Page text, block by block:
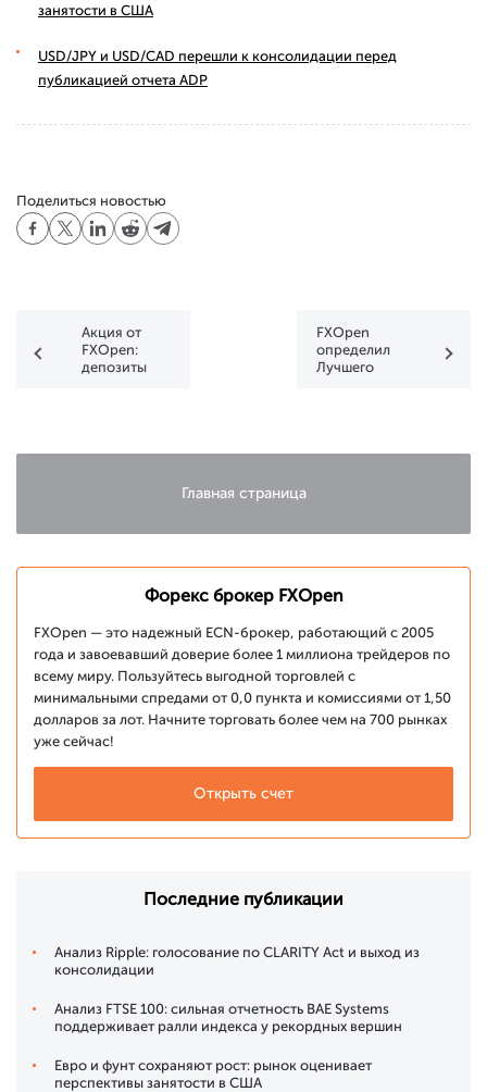
занятости в США
USD/JPY и USD/CAD перешли к консолидации перед
публикацией отчета ADP
Поделиться новостью
Акция от
FXOpen:
депозиты
лето
FXOpen
определил
Лучшего
Главная страница
Форекс брокер FXOpen
FXOpen — это надежный ECN-брокер, работающий с 2005
года и завоевавший доверие более 1 миллиона трейдеров по
всему миру. Пользуйтесь выгодной торговлей с
минимальными спредами от 0,0 пункта и комиссиями от 1,50
долларов за лот. Начните торговать более чем на 700 рынках
уже сейчас!
Открыть счет
Последние публикации
Анализ Ripple: голосование по CLARITY Act и выход из
консолидации
Анализ FTSE 100: сильная отчетность BAE Systems
поддерживает ралли индекса у рекордных вершин
Евро и фунт сохраняют рост: рынок оценивает
перспективы занятости в США